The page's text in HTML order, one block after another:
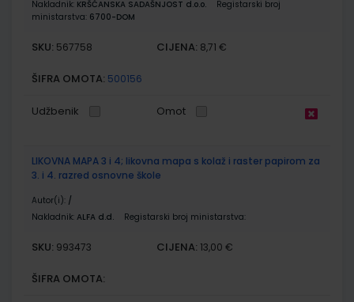
Nakladnik: KRŠĆANSKA SADAŠNJOST d.o.o.
Registarski broj
ministarstva: 6700-DOM
SKU: 567758 CIJENA: 8,71 €
ŠIFRA OMOTA: 500156
Udžbenik Omot
LIKOVNA MAPA 3 i 4; likovna mapa s kolaž i raster papirom za
3. i 4. razred osnovne škole
Autor(i): /
Nakladnik: ALFA d.d. Registarski broj ministarstva:
SKU: 993473 CIJENA: 13,00 €
ŠIFRA OMOTA: